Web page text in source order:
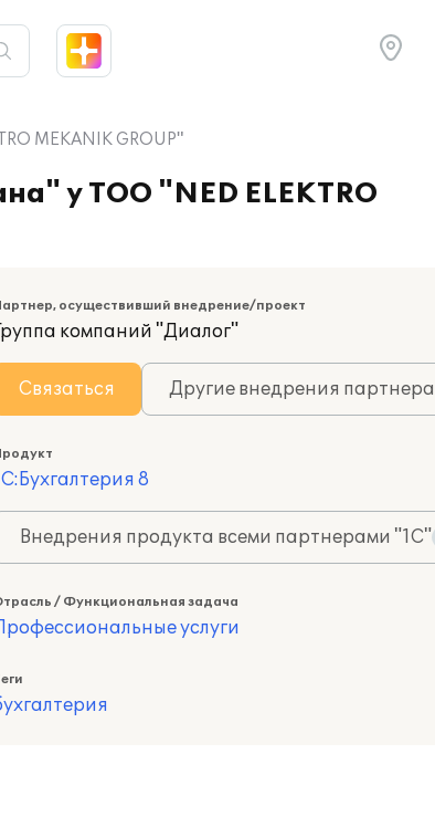
MEKANIK GROUP"
у ТОО "NED ELEKTRO
осуществивший внедрение/проект
компаний "Диалог"
Связаться Другие внедрения партнера
8
Внедрения продукта всеми партнерами "1С"
/ Функциональная задача
услуги